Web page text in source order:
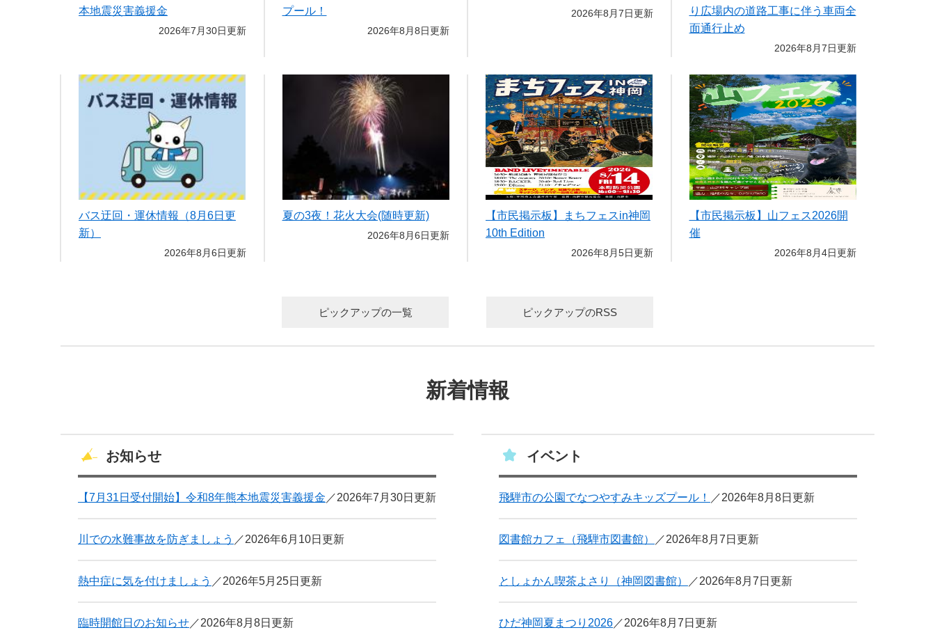
本地震災害義援金
2026年7月30日更新
プール！
2026年8月8日更新
2026年8月7日更新
り広場内の道路工事に伴う車両全
面通行止め
2026年8月7日更新
バス迂回・運休情報（8月6日更
新）
2026年8月6日更新
夏の3夜！花火大会(随時更新)
2026年8月6日更新
【市民掲示板】まちフェスin神岡
10th Edition
2026年8月5日更新
【市民掲示板】山フェス2026開
催
2026年8月4日更新
ピックアップの一覧 ピックアップのRSS
新着情報
お知らせ
【7月31日受付開始】令和8年熊本地震災害義援金 2026年7月30日更新
川での水難事故を防ぎましょう 2026年6月10日更新
熱中症に気を付けましょう 2026年5月25日更新
臨時開館日のお知らせ 2026年8月8日更新
イベント
飛騨市の公園でなつやすみキッズプール！ 2026年8月8日更新
図書館カフェ（飛騨市図書館） 2026年8月7日更新
としょかん喫茶よさり（神岡図書館） 2026年8月7日更新
ひだ神岡夏まつり2026 2026年8月7日更新